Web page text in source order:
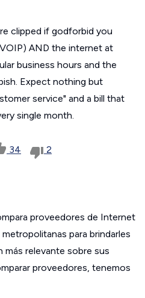
clipped if godforbid you
AND the internet at
business hours and the
Expect nothing but
service" and a bill that
single month.
34 2
proveedores de Internet
para brindarles
más relevante sobre sus
proveedores, tenemos